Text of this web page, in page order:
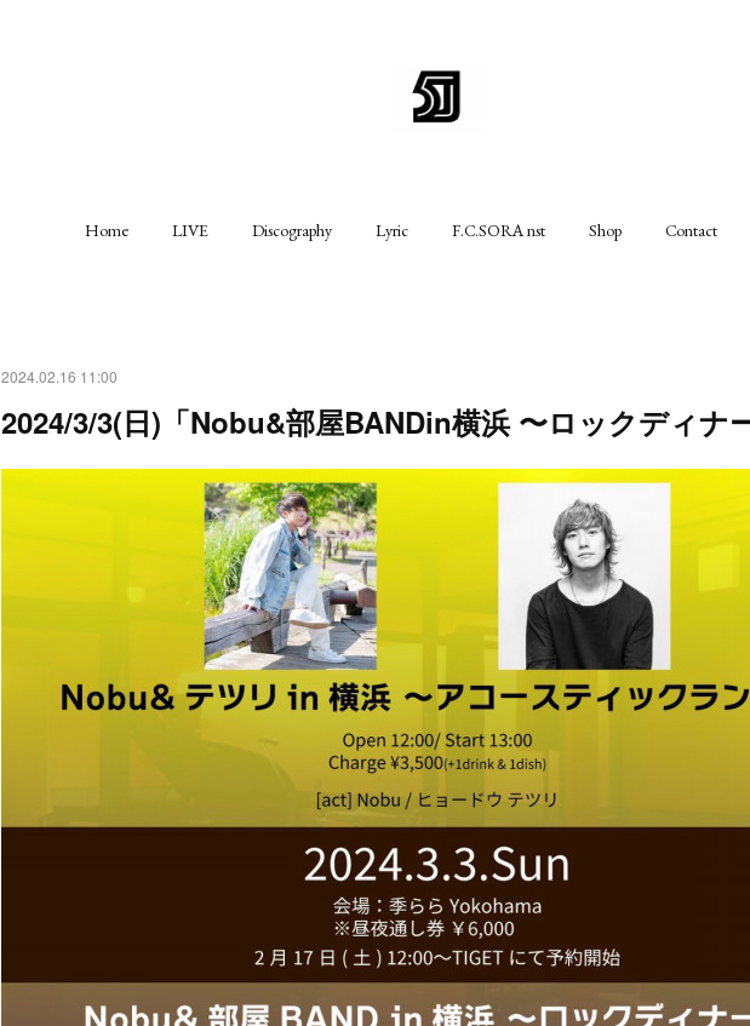
Home LIVE Discography Lyric F.C.SORA nst Shop Contact
2024.02.16 11:00
2024/3/3(日)「Nobu&部屋BANDin横浜 〜ロックディナ